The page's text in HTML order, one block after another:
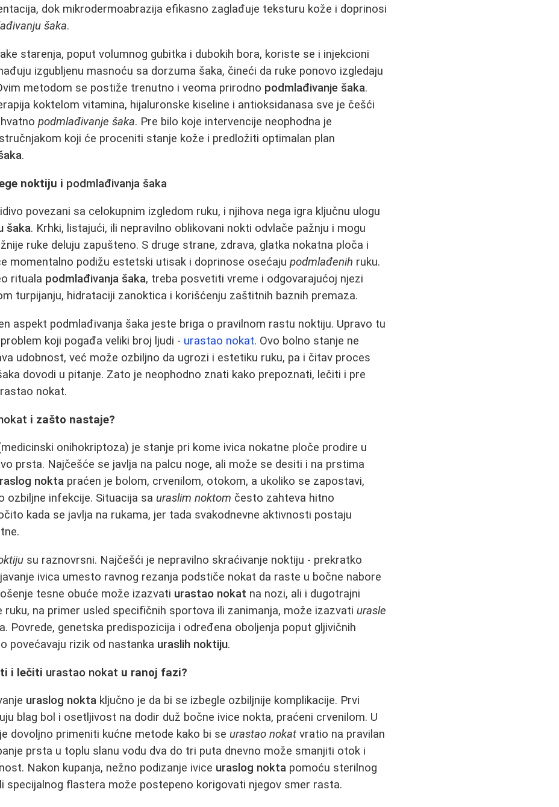
dok mikrodermoabrazija efikasno zaglađuje teksturu kože i doprinosi
šaka.
starenja, poput volumnog gubitka i dubokih bora, koriste se i injekcioni
izgubljenu masnoću sa dorzuma šaka, čineći da ruke ponovo izgledaju
metodom se postiže trenutno i veoma prirodno podmlađivanje šaka.
koktelom vitamina, hijaluronske kiseline i antioksidanasa sve je češći
podmlađivanje šaka. Pre bilo koje intervencije neophodna je
koji će proceniti stanje kože i predložiti optimalan plan
.
noktiju i podmlađivanja šaka
povezani sa celokupnim izgledom ruku, i njihova nega igra ključnu ulogu
šaka. Krhki, listajući, ili nepravilno oblikovani nokti odvlače pažnju i mogu
ruke deluju zapušteno. S druge strane, zdrava, glatka nokatna ploča i
momentalno podižu estetski utisak i doprinose osećajupodmlađenih ruku.
rituala podmlađivanja šaka, treba posvetiti vreme i odgovarajućoj njezi
turpijanju, hidrataciji zanoktica i korišćenju zaštitnih baznih premaza.
aspekt podmlađivanja šaka jeste briga o pravilnom rastu noktiju. Upravo tu
koji pogađa veliki broj ljudi - urastao nokat. Ovo bolno stanje ne
udobnost, već može ozbiljno da ugrozi i estetiku ruku, pa i čitav proces
dovodi u pitanje. Zato je neophodno znati kako prepoznati, lečiti i pre
nokat.
i zašto nastaje?
onihokriptoza) je stanje pri kome ivica nokatne ploče prodire u
prsta. Najčešće se javlja na palcu noge, ali može se desiti i na prstima
nokta praćen je bolom, crvenilom, otokom, a ukoliko se zapostavi,
ozbiljne infekcije. Situacija sa uraslim noktom često zahteva hitno
kada se javlja na rukama, jer tada svakodnevne aktivnosti postaju
su raznovrsni. Najčešći je nepravilno skraćivanje noktiju - prekratko
ivica umesto ravnog rezanja podstiče nokat da raste u bočne nabore
tesne obuće može izazvati urastao nokat na nozi, ali i dugotrajni
ruku, na primer usled specifičnih sportova ili zanimanja, može izazvati urasle
Povrede, genetska predispozicija i određena oboljenja poput gljivičnih
povećavaju rizik od nastanka uraslih noktiju.
i lečiti urastao nokat u ranoj fazi?
uraslog nokta ključno je da bi se izbegle ozbiljnije komplikacije. Prvi
blag bol i osetljivost na dodir duž bočne ivice nokta, praćeni crvenilom. U
dovoljno primeniti kućne metode kako bi se urastao nokat vratio na pravilan
prsta u toplu slanu vodu dva do tri puta dnevno može smanjiti otok i
Nakon kupanja, nežno podizanje ivice uraslog nokta pomoću sterilnog
specijalnog flastera može postepeno korigovati njegov smer rasta.